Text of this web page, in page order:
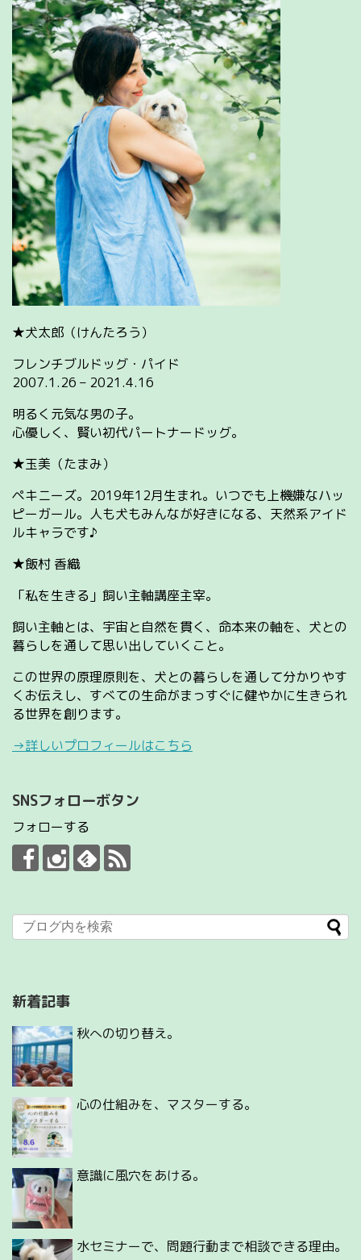
★犬太郎（けんたろう）
フレンチブルドッグ・パイド
2007.1.26 – 2021.4.16
明るく元気な男の子。
心優しく、賢い初代パートナードッグ。
★玉美（たまみ）
ペキニーズ。2019年12月生まれ。いつでも上機嫌なハッ
ピーガール。人も犬もみんなが好きになる、天然系アイド
ルキャラです♪
★飯村 香織
「私を生きる」飼い主軸講座主宰。
飼い主軸とは、宇宙と自然を貫く、命本来の軸を、犬との
暮らしを通して思い出していくこと。
この世界の原理原則を、犬との暮らしを通して分かりやす
くお伝えし、すべての生命がまっすぐに健やかに生きられ
る世界を創ります。
→詳しいプロフィールはこちら
SNSフォローボタン
フォローする
新着記事
秋への切り替え。
心の仕組みを、マスターする。
意識に風穴をあける。
水セミナーで、問題行動まで相談できる理由。